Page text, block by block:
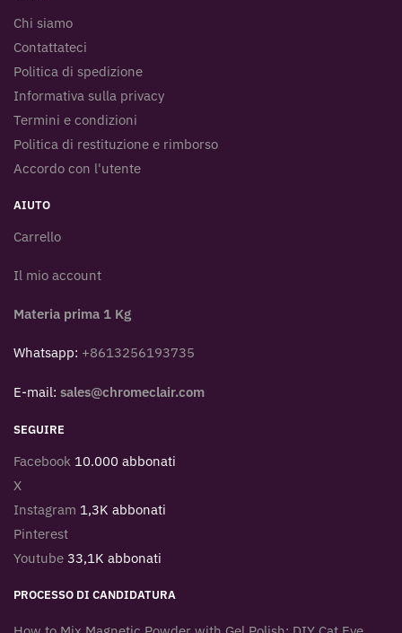
Chi siamo
Contattateci
Politica di spedizione
Informativa sulla privacy
Termini e condizioni
Politica di restituzione e rimborso
Accordo con l'utente
AIUTO
Carrello
Il mio account
Materia prima 1 Kg
Whatsapp: +8613256193735
E-mail: sales@chromeclair.com
SEGUIRE
Facebook 10.000 abbonati
X
Instagram 1,3K abbonati
Pinterest
Youtube 33,1K abbonati
PROCESSO DI CANDIDATURA